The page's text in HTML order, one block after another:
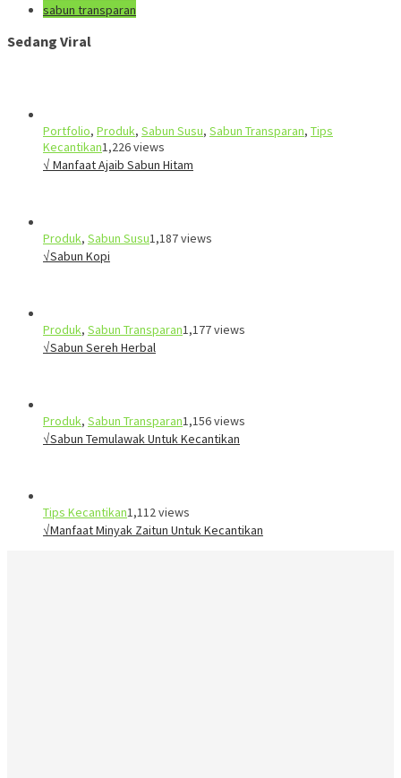
sabun transparan
Sedang Viral
Portfolio, Produk, Sabun Susu, Sabun Transparan, Tips
Kecantikan1,226 views
√ Manfaat Ajaib Sabun Hitam
Produk, Sabun Susu1,187 views
√Sabun Kopi
Produk, Sabun Transparan1,177 views
√Sabun Sereh Herbal
Produk, Sabun Transparan1,156 views
√Sabun Temulawak Untuk Kecantikan
Tips Kecantikan1,112 views
√Manfaat Minyak Zaitun Untuk Kecantikan